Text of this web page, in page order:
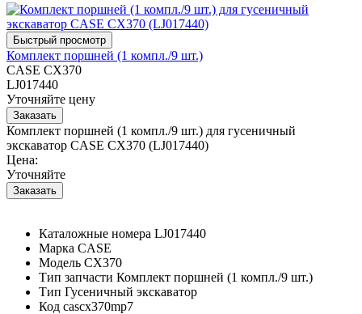
Комплект поршней (1 компл./9 шт.)
CASE CX370
LJ017440
Уточняйте цену
Комплект поршней (1 компл./9 шт.) для гусеничный
экскаватор CASE CX370 (LJ017440)
Цена:
Уточняйте
Каталожные номера LJ017440
Марка CASE
Модель CX370
Тип запчасти Комплект поршней (1 компл./9 шт.)
Тип Гусеничный экскаватор
Код cascx370mp7